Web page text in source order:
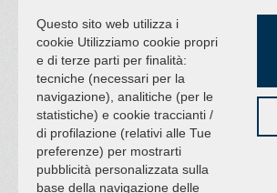
Questo sito web utilizza i
cookie Utilizziamo cookie propri
e di terze parti per finalità:
tecniche (necessari per la
navigazione), analitiche (per le
statistiche) e cookie traccianti /
di profilazione (relativi alle Tue
preferenze) per mostrarti
pubblicità personalizzata sulla
base della navigazione delle